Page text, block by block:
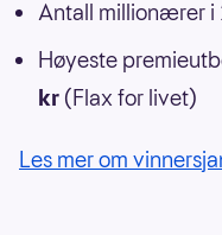
Antall millionærer
Høyeste
kr (Flax for livet)
Les mer om